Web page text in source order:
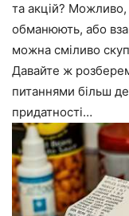
та акцій?
обманюють, або
можна сміливо
Давайте ж
питаннями більш
придатності…